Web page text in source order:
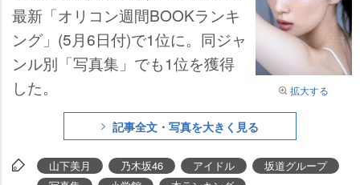
拡大する
最新「オリコン週間BOOKランキ
ング」(5月6日付)で1位に。同ジャ
ンル別「写真集」でも1位を獲得
した。
記事全文・写真を大きく見る
山下美月 乃木坂46 アイドル
坂道グループ